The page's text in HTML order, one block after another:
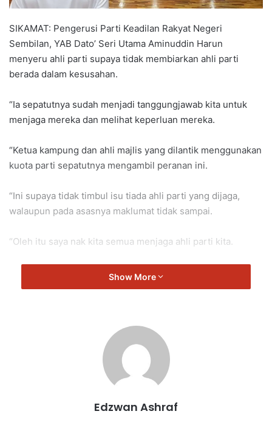
SIKAMAT: Pengerusi Parti Keadilan Rakyat Negeri
Sembilan, YAB Dato’ Seri Utama Aminuddin Harun
menyeru ahli parti supaya tidak membiarkan ahli parti
berada dalam kesusahan.
“Ia sepatutnya sudah menjadi tanggungjawab kita untuk
menjaga mereka dan melihat keperluan mereka.
“Ketua kampung dan ahli majlis yang dilantik menggunakan
kuota parti sepatutnya mengambil peranan ini.
“Ini supaya tidak timbul isu tiada ahli parti yang dijaga,
walaupun pada asasnya maklumat tidak sampai.
“Oleh itu saya nak kita semua menjaga ahli parti kita.
“Sekiranya perlu diziarah, ringankan badan untuk
menziarahi mereka ,” kata Aminuddin.
Aminuddin
Show More
Edzwan Ashraf